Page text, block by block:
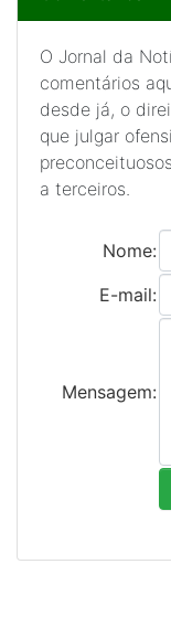
O Jornal da
comentários
desde já, o
que julgar
a terceiros.
Nome:
E-mail:
Mensagem: